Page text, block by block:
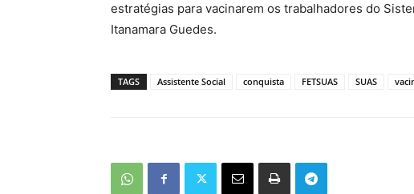
estratégias para vacinarem os trabalhadores do
Itanamara Guedes.
TAGS Assistente Social conquista FETSUAS SUAS